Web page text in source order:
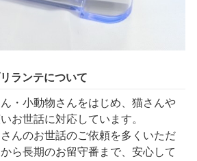
ランテについて
・小動物さんをはじめ、猫さんや
お世話に対応しています。
んのお世話のご依頼を多くいただ
ら長期のお留守番まで、安心して